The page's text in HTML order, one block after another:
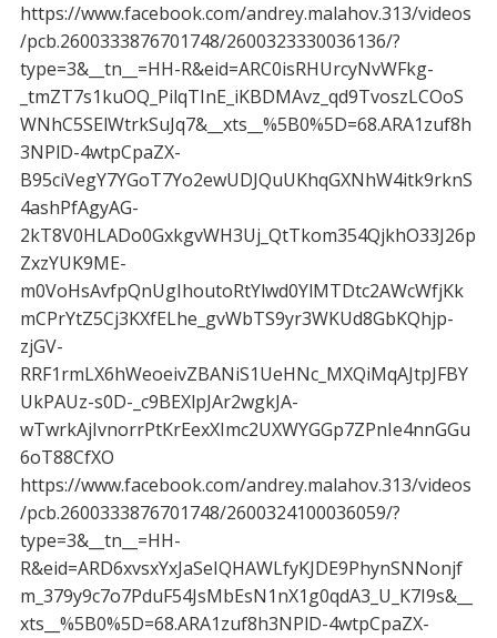
https://www.facebook.com/andrey.malahov.313/videos
/pcb.2600333876701748/2600323330036136/?
type=3&__tn__=HH-R&eid=ARC0isRHUrcyNvWFkg-
_tmZT7s1kuOQ_PilqTInE_iKBDMAvz_qd9TvoszLCOoS
WNhC5SElWtrkSuJq7&__xts__%5B0%5D=68.ARA1zuf8h
3NPlD-4wtpCpaZX-
B95ciVegY7YGoT7Yo2ewUDJQuUKhqGXNhW4itk9rknS
4ashPfAgyAG-
2kT8V0HLADo0GxkgvWH3Uj_QtTkom354QjkhO33J26p
ZxzYUK9ME-
m0VoHsAvfpQnUgIhoutoRtYlwd0YlMTDtc2AWcWfjKk
mCPrYtZ5Cj3KXfELhe_gvWbTS9yr3WKUd8GbKQhjp-
zjGV-
RRF1rmLX6hWeoeivZBANiS1UeHNc_MXQiMqAJtpJFBY
UkPAUz-s0D-_c9BEXlpJAr2wgkJA-
wTwrkAjIvnorrPtKrEexXImc2UXWYGGp7ZPnIe4nnGGu
6oT88CfXO
https://www.facebook.com/andrey.malahov.313/videos
/pcb.2600333876701748/2600324100036059/?
type=3&__tn__=HH-
R&eid=ARD6xvsxYxJaSeIQHAWLfyKJDE9PhynSNNonjf
m_379y9c7o7PduF54JsMbEsN1nX1g0qdA3_U_K7I9s&__
xts__%5B0%5D=68.ARA1zuf8h3NPlD-4wtpCpaZX-